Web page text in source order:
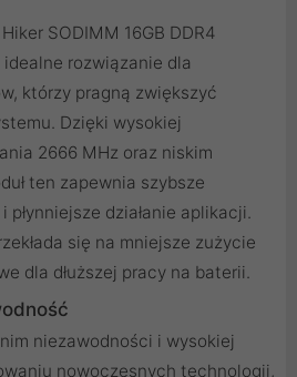
SODIMM 16GB DDR4
idealne rozwiązanie dla
którzy pragną zwiększyć
Dzięki wysokiej
2666 MHz oraz niskim
ten zapewnia szybsze
działanie aplikacji.
się na mniejsze zużycie
dla dłuższej pracy na baterii.
niezawodności i wysokiej
nowoczesnych technologii,